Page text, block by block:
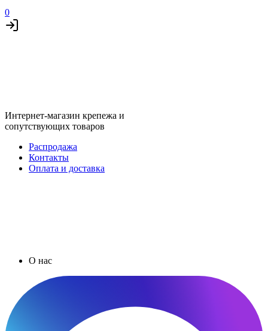
0
Интернет-магазин крепежа и
сопутствующих товаров
Распродажа
Контакты
Оплата и доставка
О нас